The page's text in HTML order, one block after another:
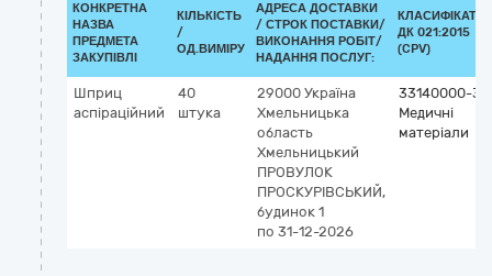
КОНКРЕТНА
НАЗВА
ПРЕДМЕТА
ЗАКУПІВЛІ
КІЛЬКІСТЬ
/
ОД.ВИМІРУ
АДРЕСА ДОСТАВКИ
/ СТРОК ПОСТАВКИ/
ВИКОНАННЯ РОБІТ/
НАДАННЯ ПОСЛУГ:
ДК 021:2015
(CPV)
Шприц
аспіраційний
40
штука
29000 Україна
Хмельницька
область
Хмельницький
ПРОВУЛОК
ПРОСКУРІВСЬКИЙ,
будинок 1
по 31-12-2026
33140000-3
Медичні
матеріали